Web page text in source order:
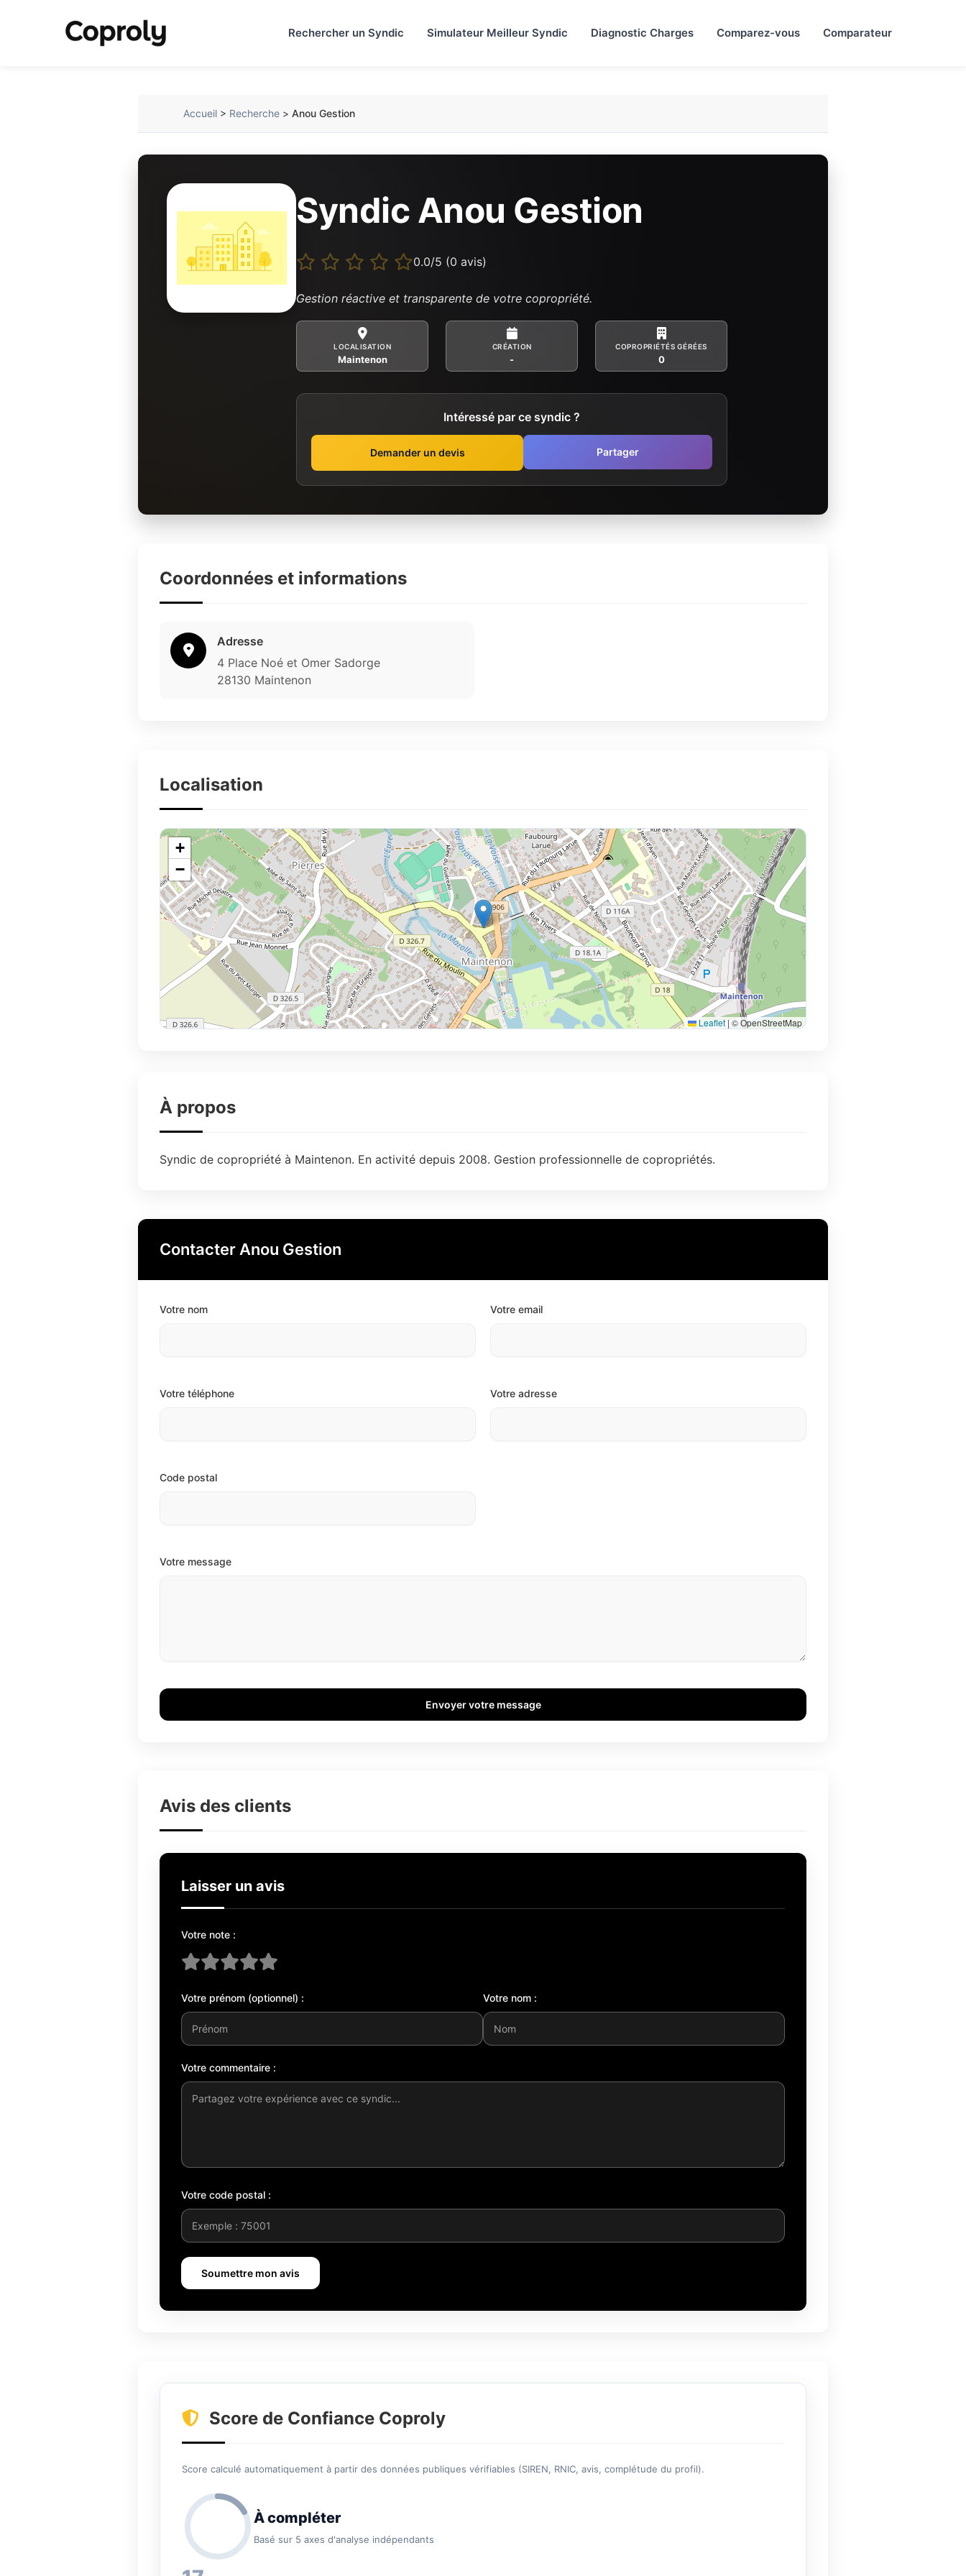
Rechercher un Syndic Simulateur Meilleur Syndic Diagnostic Charges Comparez-vous Comparateur
Accueil > Recherche > Anou Gestion
Syndic Anou Gestion
0.0/5 (0 avis)
Gestion réactive et transparente de votre copropriété.
LOCALISATION
Maintenon
CRÉATION
-
COPROPRIÉTÉS GÉRÉES
0
Intéressé par ce syndic ?
Demander un devis Partager
Coordonnées et informations
Adresse
4 Place Noé et Omer Sadorge
28130 Maintenon
Localisation
+
−
Leaflet | © OpenStreetMap
À propos
Syndic de copropriété à Maintenon. En activité depuis 2008. Gestion professionnelle de copropriétés.
Contacter Anou Gestion
Votre nom Votre email
Votre téléphone Votre adresse
Code postal
Votre message
Envoyer votre message
Avis des clients
Laisser un avis
Votre note :
Votre prénom (optionnel) : Votre nom :
Votre commentaire :
Votre code postal :
Soumettre mon avis
Score de Confiance Coproly
Score calculé automatiquement à partir des données publiques vérifiables (SIREN, RNIC, avis, complétude du profil).
À compléter
Basé sur 5 axes d'analyse indépendants